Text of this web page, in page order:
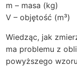
m – masa (kg)
V – objętość (m³)
Wiedząc, jak
ma problemu z
powyższego